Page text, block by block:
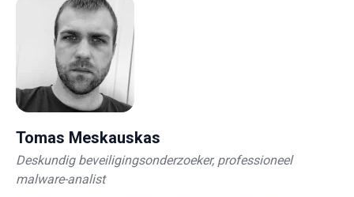
Tomas Meskauskas
Deskundig beveiligingsonderzoeker, professioneel
malware-analist